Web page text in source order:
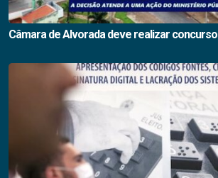
Câmara de Alvorada deve realizar concurso